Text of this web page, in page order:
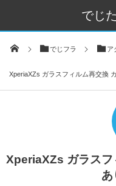
でじ
でじフラ ア
XperiaXZs ガラスフィルム再交換
XperiaXZs ガラスフ
あ